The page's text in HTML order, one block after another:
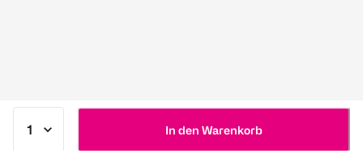
In den Warenkorb